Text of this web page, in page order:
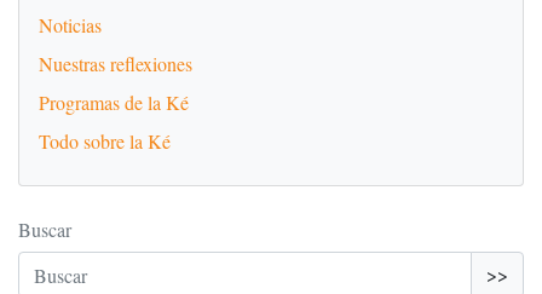
Noticias
Nuestras reflexiones
Programas de la Ké
Todo sobre la Ké
Buscar
>>